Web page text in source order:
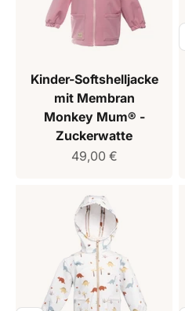
Kinder-Softshelljacke
mit Membran
Monkey Mum® -
Zuckerwatte
Verkaufspreis
49,00 €